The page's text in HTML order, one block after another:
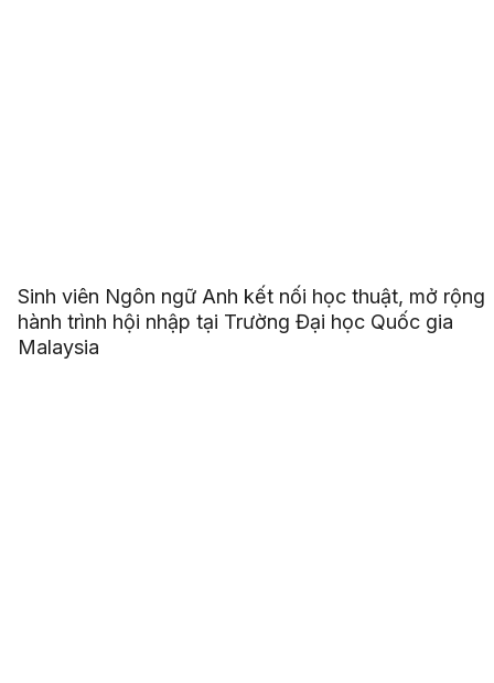
Sinh viên Ngôn ngữ Anh kết nối học thuật, mở rộng
hành trình hội nhập tại Trường Đại học Quốc gia
Malaysia